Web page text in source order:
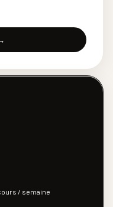
/ semaine